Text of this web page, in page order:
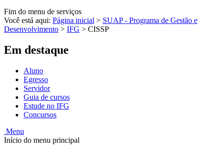
Fim do menu de serviços
Você está aqui: Página inicial > SUAP - Programa de Gestão e
Desenvolvimento > IFG > CISSP
Em destaque
Aluno
Egresso
Servidor
Guia de cursos
Estude no IFG
Concursos
Menu
Início do menu principal